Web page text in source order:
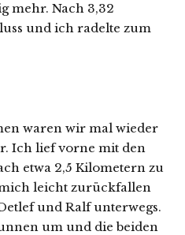
mehr. Nach 3,32
und ich radelte zum
waren wir mal wieder
Ich lief vorne mit den
etwa 2,5 Kilometern zu
leicht zurückfallen
und Ralf unterwegs.
um und die beiden